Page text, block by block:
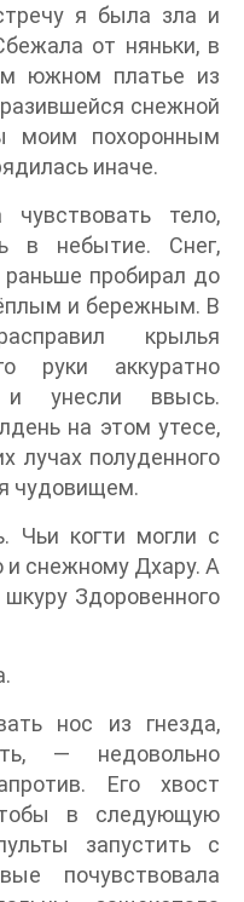
я была зла и
от няньки, в
южном платье из
снежной
моим похоронным
иначе.
тело,
в небытие. Снег,
пробирал до
и бережным. В
крылья
руки аккуратно
унесли ввысь.
на этом утесе,
лучах полуденного
чудовищем.
Чьи когти могли с
и снежному Дхару. А
Здоровенного
нос из гнезда,
— недовольно
Его хвост
в следующую
запустить с
почувствовала